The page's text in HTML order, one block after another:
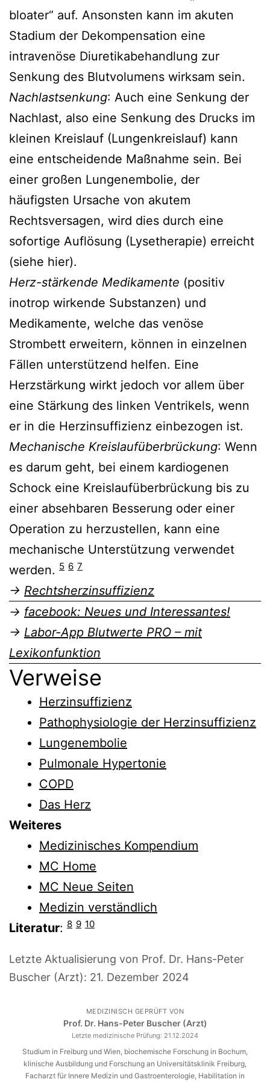
bloater“ auf. Ansonsten kann im akuten
Stadium der Dekompensation eine
intravenöse Diuretikabehandlung zur
Senkung des Blutvolumens wirksam sein.
Nachlastsenkung: Auch eine Senkung der
Nachlast, also eine Senkung des Drucks im
kleinen Kreislauf (Lungenkreislauf) kann
eine entscheidende Maßnahme sein. Bei
einer großen Lungenembolie, der
häufigsten Ursache von akutem
Rechtsversagen, wird dies durch eine
sofortige Auflösung (Lysetherapie) erreicht
(siehe hier).
Herz-stärkende Medikamente (positiv
inotrop wirkende Substanzen) und
Medikamente, welche das venöse
Strombett erweitern, können in einzelnen
Fällen unterstützend helfen. Eine
Herzstärkung wirkt jedoch vor allem über
eine Stärkung des linken Ventrikels, wenn
er in die Herzinsuffizienz einbezogen ist.
Mechanische Kreislaufüberbrückung: Wenn
es darum geht, bei einem kardiogenen
Schock eine Kreislaufüberbrückung bis zu
einer absehbaren Besserung oder einer
Operation zu herzustellen, kann eine
mechanische Unterstützung verwendet
werden. 5 6 7
→ Rechtsherzinsuffizienz
→ facebook: Neues und Interessantes!
→ Labor-App Blutwerte PRO – mit
Lexikonfunktion
Verweise
Herzinsuffizienz
Pathophysiologie der Herzinsuffizienz
Lungenembolie
Pulmonale Hypertonie
COPD
Das Herz
Weiteres
Medizinisches Kompendium
MC Home
MC Neue Seiten
Medizin verständlich
Literatur: 8 9 10
Letzte Aktualisierung von Prof. Dr. Hans-Peter
Buscher (Arzt): 21. Dezember 2024
MEDIZINISCH GEPRÜFT VON
Prof. Dr. Hans-Peter Buscher (Arzt)
Letzte medizinische Prüfung: 21.12.2024
Studium in Freiburg und Wien, biochemische Forschung in Bochum,
klinische Ausbildung und Forschung an Universitätsklinik Freiburg,
Facharzt für Innere Medizin und Gastroenterologie, Habilitation in